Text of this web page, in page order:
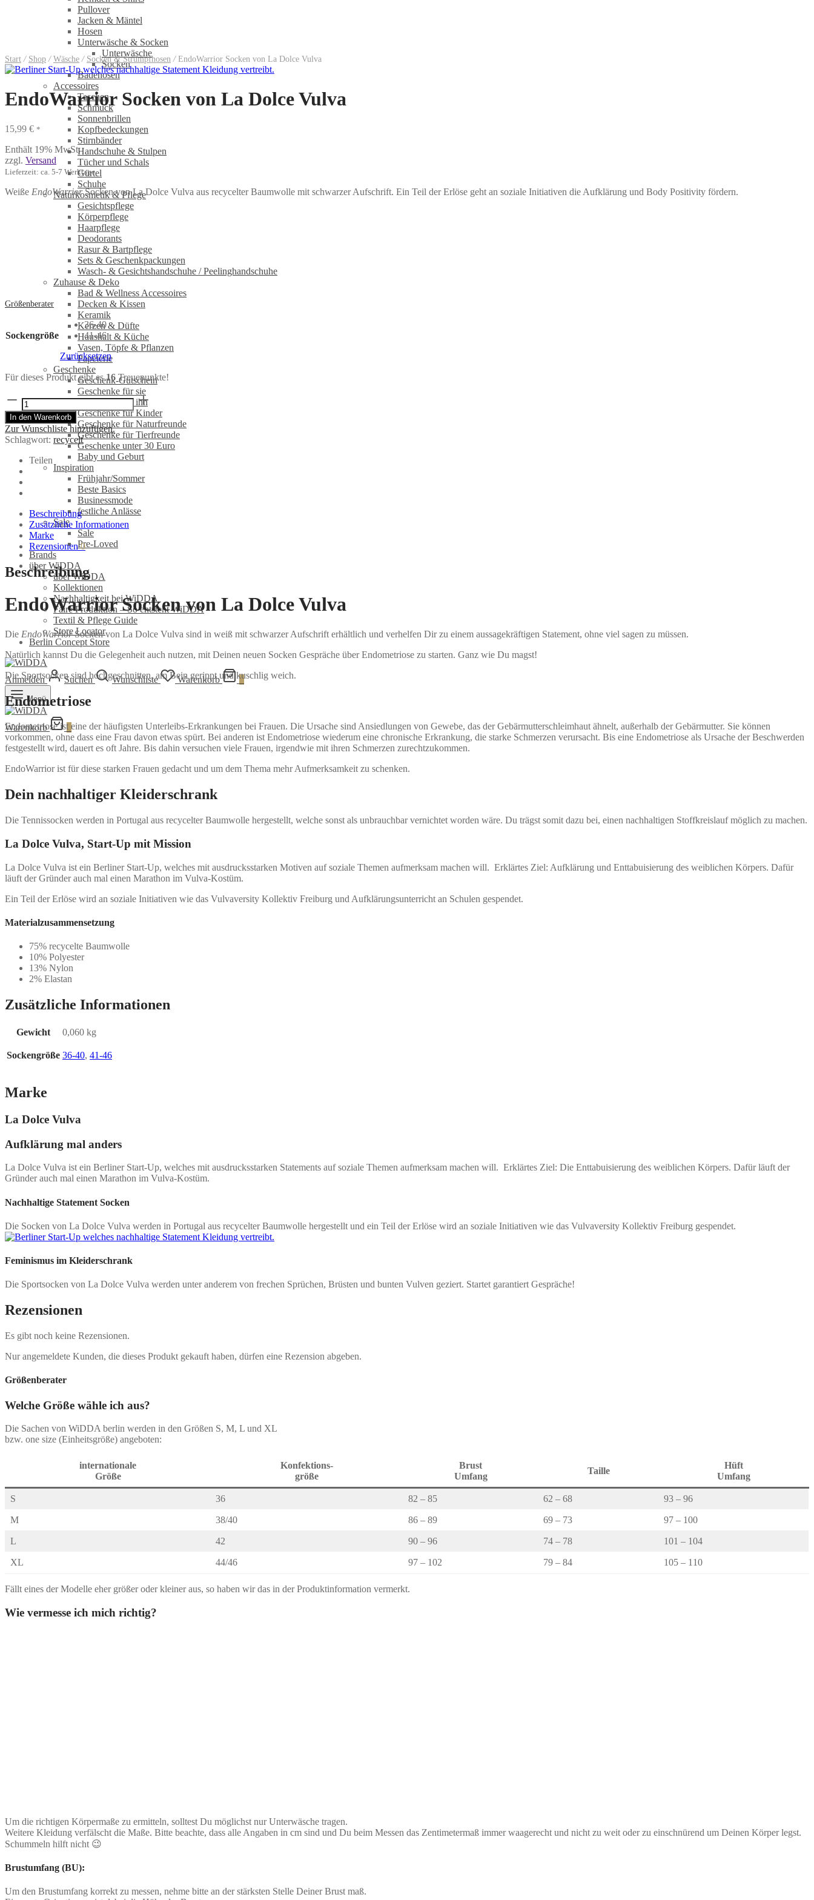
Pullover
Jacken & Mäntel
Hosen
Unterwäsche & Socken
Unterwäsche
Socken
Badehosen
Accessoires
Taschen
Schmuck
Sonnenbrillen
Kopfbedeckungen
Stirnbänder
Handschuhe & Stulpen
Tücher und Schals
Gürtel
Schuhe
Naturkosmetik & Pflege
Gesichtspflege
Körperpflege
Haarpflege
Deodorants
Rasur & Bartpflege
Sets & Geschenkpackungen
Wasch‑ & Gesichtshandschuhe / Peelinghandschuhe
Zuhause & Deko
Bad & Wellness Accessoires
Decken & Kissen
Keramik
Kerzen & Düfte
Haushalt & Küche
Vasen, Töpfe & Pflanzen
Papeterie
Geschenke
Geschenk-Gutschein
Geschenke für sie
Geschenke für ihn
Geschenke für Kinder
Geschenke für Naturfreunde
Geschenke für Tierfreunde
Geschenke unter 30 Euro
Baby und Geburt
Inspiration
Frühjahr/Sommer
Beste Basics
Businessmode
festliche Anlässe
Sale
Sale
Pre-Loved
Brands
über WiDDA
über WiDDA
Kollektionen
Nachhaltigkeit bei WiDDA
Faire Produktion – So entsteht WiDDA
Textil & Pflege Guide
Store Locator
Berlin Concept Store
Anmelden Suchen Wunschliste Warenkorb 0
Menü
Warenkorb 0
Start / Shop / Wäsche / Socken & Strumpfhosen /EndoWarrior Socken von La Dolce Vulva
EndoWarrior Socken von La Dolce Vulva
15,99 € *
Enthält 19% MwSt.
zzgl. Versand
Lieferzeit: ca. 5-7 Werktage
Weiße EndoWarriorSocken von La Dolce Vulva aus recycelter Baumwolle mit schwarzer Aufschrift. Ein Teil der Erlöse geht an soziale Initiativen die Aufklärung und Body Positivity fördern.
Größenberater
Sockengröße
36-40
41-46
Zurücksetzen
Für dieses Produkt gibt es16 Treuepunkte!
EndoWarrior
Socken
von
La
Dolce
Menge
In den Warenkorb
Zur Wunschliste hinzufügen.
Schlagwort: recycelt
Teilen
Beschreibung
Zusätzliche Informationen
Marke
Rezensionen0
Beschreibung
EndoWarrior Socken von La Dolce Vulva
Die EndoWarriorSocken von La Dolce Vulva sind in weiß mit schwarzer Aufschrift erhältlich und verhelfen Dir zu einem aussagekräftigen Statement, ohne viel sagen zu müssen.
Natürlich kannst Du die Gelegenheit auch nutzen, mit Deinen neuen Socken Gespräche über Endometriose zu starten. Ganz wie Du magst!
Die Sportsocken sind hochgeschnitten, am Bein gerippt und kuschlig weich.
Endometriose
Endometriose ist eine der häufigsten Unterleibs-Erkrankungen bei Frauen. Die Ursache sind Ansiedlungen von Gewebe, das der Gebärmutterschleimhaut ähnelt, außerhalb der Gebärmutter. Sie können
vorkommen, ohne dass eine Frau davon etwas spürt. Bei anderen ist Endometriose wiederum eine chronische Erkrankung, die starke Schmerzen verursacht. Bis eine Endometriose als Ursache der Beschwerden
festgestellt wird, dauert es oft Jahre. Bis dahin versuchen viele Frauen, irgendwie mit ihren Schmerzen zurechtzukommen.
EndoWarrior ist für diese starken Frauen gedacht und um dem Thema mehr Aufmerksamkeit zu schenken.
Dein nachhaltiger Kleiderschrank
Die Tennissocken werden in Portugal aus recycelter Baumwolle hergestellt, welche sonst als unbrauchbar vernichtet worden wäre. Du trägst somit dazu bei, einen nachhaltigen Stoffkreislauf möglich zu machen.
La Dolce Vulva, Start-Up mit Mission
La Dolce Vulva ist ein Berliner Start-Up, welches mit ausdrucksstarken Motiven auf soziale Themen aufmerksam machen will. Erklärtes Ziel: Aufklärung und Enttabuisierung des weiblichen Körpers. Dafür
läuft der Gründer auch mal einen Marathon im Vulva-Kostüm.
Ein Teil der Erlöse wird an soziale Initiativen wie das Vulvaversity Kollektiv Freiburg und Aufklärungsunterricht an Schulen gespendet.
Materialzusammensetzung
75% recycelte Baumwolle
10% Polyester
13% Nylon
2% Elastan
Zusätzliche Informationen
Gewicht 0,060 kg
Sockengröße 36-40, 41-46
Marke
La Dolce Vulva
Aufklärung mal anders
La Dolce Vulva ist ein Berliner Start-Up, welches mit ausdrucksstarken Statements auf soziale Themen aufmerksam machen will. Erklärtes Ziel: Die Enttabuisierung des weiblichen Körpers. Dafür läuft der
Gründer auch mal einen Marathon im Vulva-Kostüm.
Nachhaltige Statement Socken
Die Socken von La Dolce Vulva werden in Portugal aus recycelter Baumwolle hergestellt und ein Teil der Erlöse wird an soziale Initiativen wie das Vulvaversity Kollektiv Freiburg gespendet.
Feminismus im Kleiderschrank
Die Sportsocken von La Dolce Vulva werden unter anderem von frechen Sprüchen, Brüsten und bunten Vulven geziert. Startet garantiert Gespräche!
Rezensionen
Es gibt noch keine Rezensionen.
Nur angemeldete Kunden, die dieses Produkt gekauft haben, dürfen eine Rezension abgeben.
Größenberater
Welche Größe wähle ich aus?
Die Sachen von WiDDA berlin werden in den Größen S, M, L und XL
bzw. one size (Einheitsgröße) angeboten:
internationale
Größe
Konfektions-
größe
Brust
Umfang
Taille
Hüft
Umfang
S 36 82 – 85 62 – 68 93 – 96
M 38/40 86 – 89 69 – 73 97 – 100
L 42 90 – 96 74 – 78 101 – 104
XL 44/46 97 – 102 79 – 84 105 – 110
Fällt eines der Modelle eher größer oder kleiner aus, so haben wir das in der Produktinformation vermerkt.
Wie vermesse ich mich richtig?
Um die richtigen Körpermaße zu ermitteln, solltest Du möglichst nur Unterwäsche tragen.
Weitere Kleidung verfälscht die Maße. Bitte beachte, dass alle Angaben in cm sind und Du beim Messen das Zentimetermaß immer waagerecht und nicht zu weit oder zu einschnürend um Deinen Körper legst.
Schummeln hilft nicht 😉
Brustumfang (BU):
Um den Brustumfang korrekt zu messen, nehme bitte an der stärksten Stelle Deiner Brust maß.